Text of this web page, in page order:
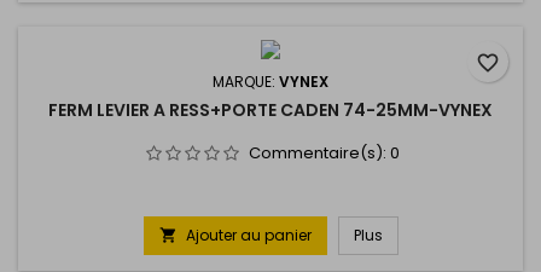
MARQUE: VYNEX
FERM LEVIER A RESS+PORTE CADEN 74-25MM-VYNEX
Commentaire(s): 0
 Ajouter au panier Plus
favorite_border